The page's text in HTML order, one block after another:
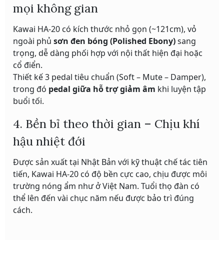
mọi không gian
Kawai HA-20 có kích thước nhỏ gọn (~121cm), vỏ
ngoài phủ sơn đen bóng (Polished Ebony)sang
trọng, dễ dàng phối hợp với nội thất hiện đại hoặc
cổ điển.
Thiết kế 3 pedal tiêu chuẩn (Soft – Mute – Damper),
trong đó pedal giữa hỗ trợ giảm âm khi luyện tập
buổi tối.
4. Bền bỉ theo thời gian – Chịu khí
hậu nhiệt đới
Được sản xuất tại Nhật Bản với kỹ thuật chế tác tiên
tiến, Kawai HA-20 có độ bền cực cao, chịu được môi
trường nóng ẩm như ở Việt Nam. Tuổi thọ đàn có
thể lên đến vài chục năm nếu được bảo trì đúng
cách.